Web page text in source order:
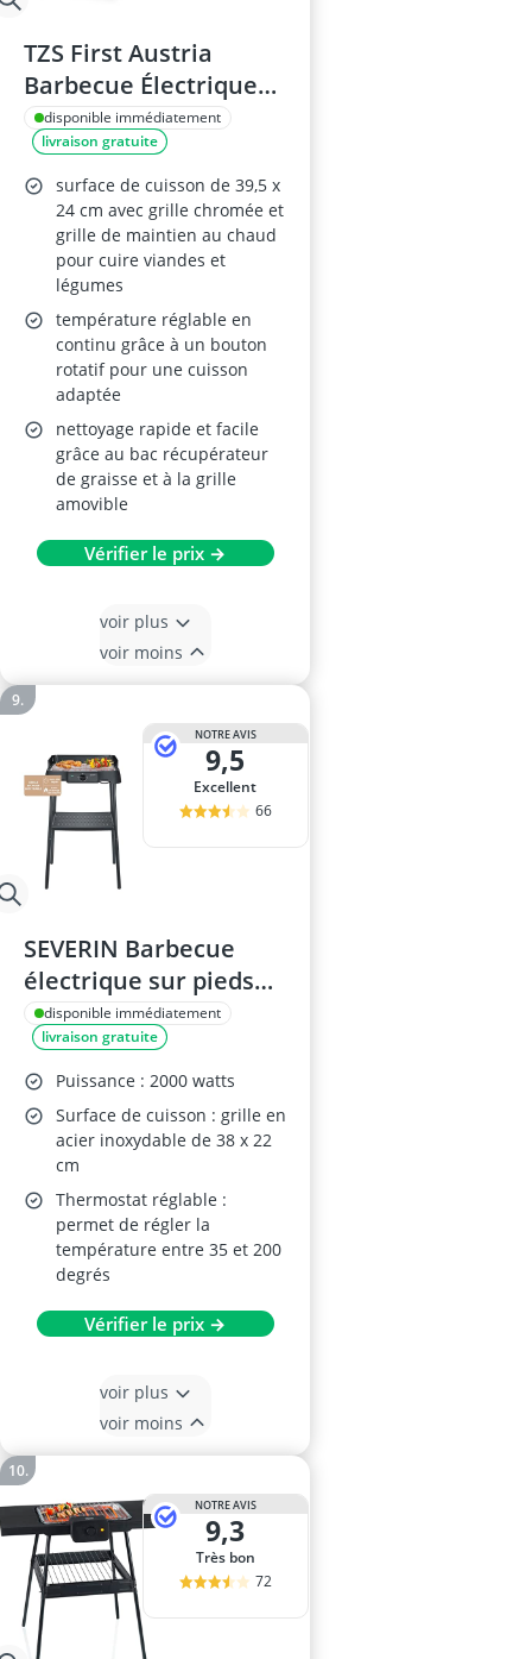
TZS First Austria
Barbecue Électrique
sur Pied 2200W – Grill
2-en-1, Pare-vent,
Thermostat Réglable,
Cuisson sans Fumée, 2
Tablettes Latérales,
Noir
disponible immédiatement
livraison gratuite
surface de cuisson de 39,5 x
24 cm avec grille chromée et
grille de maintien au chaud
pour cuire viandes et
légumes
température réglable en
continu grâce à un bouton
rotatif pour une cuisson
adaptée
nettoyage rapide et facile
grâce au bac récupérateur
de graisse et à la grille
amovible
Vérifier le prix →
voir plus
voir moins
NOTRE AVIS
9,5
Excellent
66
SEVERIN Barbecue
électrique sur pieds
PG 8594 – grille inox,
2000W, pare-vent
amovible, bac à eau,
intérieur et extérieur
disponible immédiatement
livraison gratuite
Puissance : 2000 watts
Surface de cuisson : grille en
acier inoxydable de 38 x 22
cm
Thermostat réglable :
permet de régler la
température entre 35 et 200
degrés
Vérifier le prix →
voir plus
voir moins
NOTRE AVIS
9,3
Très bon
72